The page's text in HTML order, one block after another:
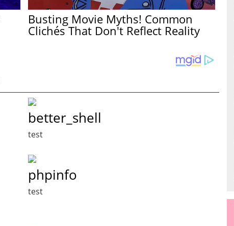
Busting Movie Myths! Common
Clichés That Don't Reflect Reality
better_shell
test
phpinfo
test